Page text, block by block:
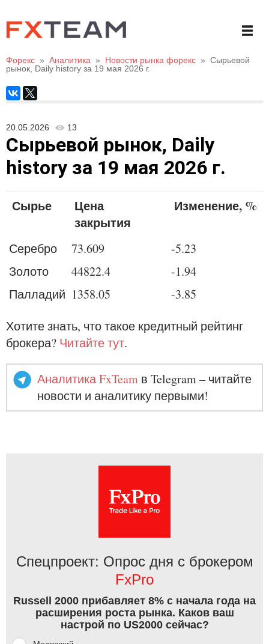
Форекс » Аналитика » Новости рынка форекс » Сырьевой
рынок, Daily history за 19 мая 2026 г.
20.05.2026 13
Сырьевой рынок, Daily
history за 19 мая 2026 г.
Сырье
Цена
закрытия
Изменение, %
Серебро 73.609
-5.23
Золото
44822.4
-1.94
Палладий 1358.05
-3.85
Хотите знать, что такое кредитный рейтинг
брокера? Читайте тут.
Аналитика FxTeam в Telegram – читайте
новости и аналитику первыми!
Спецпроект: Опрос дня с брокером
FxPro
Russell 2000 прибавляет 8% с начала года на
расширения роста рынка. Каков ваш
настрой по US2000 сейчас?